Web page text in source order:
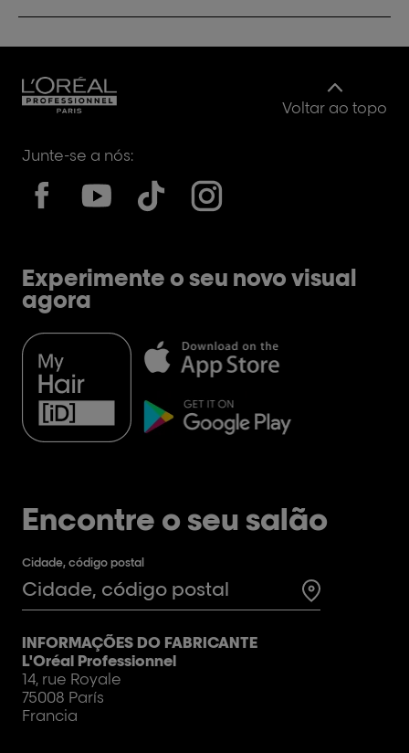
Voltar ao topo
Junte-se a nós:
Experimente o seu novo visual
agora
Encontre o seu salão
Cidade, código postal
Test
INFORMAÇÕES DO FABRICANTE
L'Oréal Professionnel
14, rue Royale
75008 París
Francia